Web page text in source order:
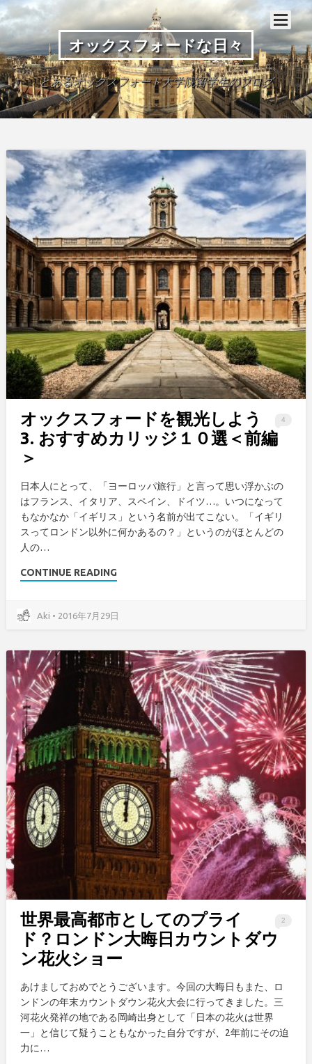
オックスフォードな日々
とあるオックスフォード大学院留学生のブログ
4
オックスフォードを観光しよう
3. おすすめカリッジ１０選＜前編
＞
日本人にとって、「ヨーロッパ旅行」と言って思い浮かぶの
はフランス、イタリア、スペイン、ドイツ…。いつになって
もなかなか「イギリス」という名前が出てこない。「イギリ
スってロンドン以外に何かあるの？」というのがほとんどの
人の…
CONTINUE READING
Aki • 2016年7月29日
2
世界最高都市としてのプライ
ド？ロンドン大晦日カウントダウ
ン花火ショー
あけましておめでとうございます。今回の大晦日もまた、ロ
ンドンの年末カウントダウン花火大会に行ってきました。三
河花火発祥の地である岡崎出身として「日本の花火は世界
一」と信じて疑うこともなかった自分ですが、2年前にその迫
力に…